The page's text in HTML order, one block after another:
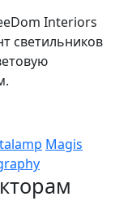
Interiors
светильников
Magis